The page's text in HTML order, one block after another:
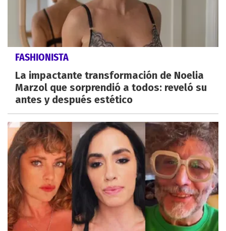
FASHIONISTA
La impactante transformación de Noelia
Marzol que sorprendió a todos: reveló su
antes y después estético